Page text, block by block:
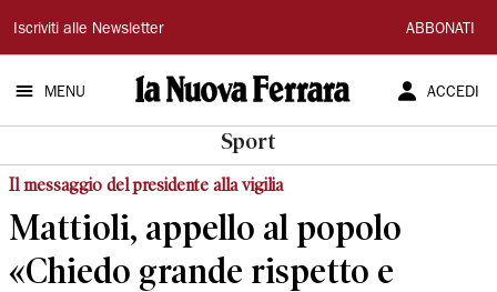
La
Nuova
Ferrara
Iscriviti alle Newsletter ABBONATI
MENU ACCEDI
Sport
Il messaggio del presidente alla vigilia
Mattioli, appello al popolo
«Chiedo grande rispetto e